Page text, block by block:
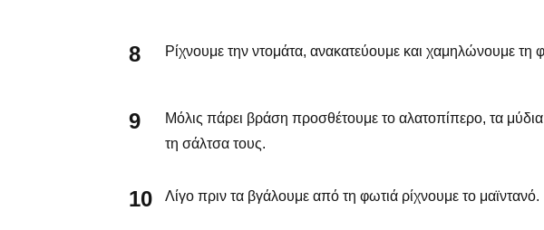
Ρίχνουμε την ντομάτα, ανακατεύουμε και χαμηλώνουμε τη
Μόλις πάρει βράση προσθέτουμε το αλατοπίπερο, τα μύδια
τη σάλτσα τους.
Λίγο πριν τα βγάλουμε από τη φωτιά ρίχνουμε το μαϊντανό.